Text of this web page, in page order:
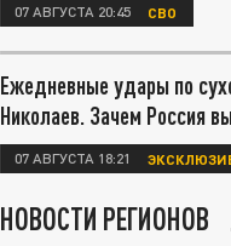
07 АВГУСТА 20:45 СВО
Ежедневные удары по
Николаев. Зачем Россия
07 АВГУСТА 18:21
НОВОСТИ РЕГИОНОВ